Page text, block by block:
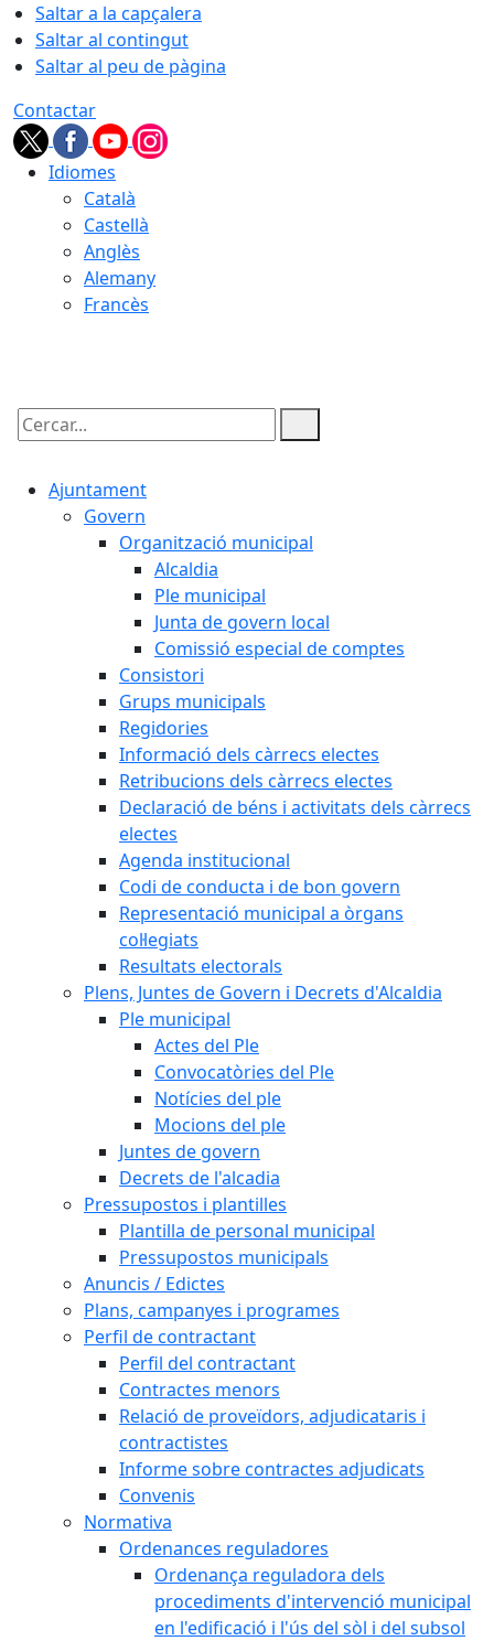
Saltar a la capçalera
Saltar al contingut
Saltar al peu de pàgina
Contactar
Idiomes
Català
Castellà
Anglès
Alemany
Francès
Cercar:
Ajuntament
Govern
Organització municipal
Alcaldia
Ple municipal
Junta de govern local
Comissió especial de comptes
Consistori
Grups municipals
Regidories
Informació dels càrrecs electes
Retribucions dels càrrecs electes
Declaració de béns i activitats dels càrrecs
electes
Agenda institucional
Codi de conducta i de bon govern
Representació municipal a òrgans
col·legiats
Resultats electorals
Plens, Juntes de Govern i Decrets d'Alcaldia
Ple municipal
Actes del Ple
Convocatòries del Ple
Notícies del ple
Mocions del ple
Juntes de govern
Decrets de l'alcadia
Pressupostos i plantilles
Plantilla de personal municipal
Pressupostos municipals
Anuncis / Edictes
Plans, campanyes i programes
Perfil de contractant
Perfil del contractant
Contractes menors
Relació de proveïdors, adjudicataris i
contractistes
Informe sobre contractes adjudicats
Convenis
Normativa
Ordenances reguladores
Ordenança reguladora dels
procediments d'intervenció municipal
en l'edificació i l'ús del sòl i del subsol